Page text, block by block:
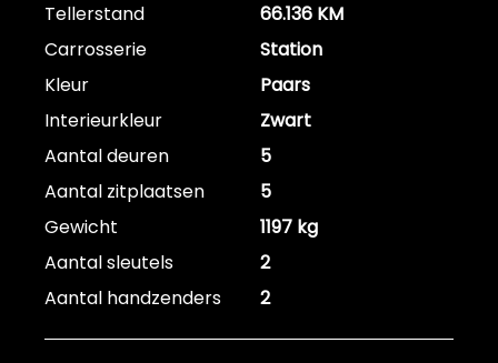
Tellerstand
66.136 KM
Carrosserie
Station
Kleur
Paars
Interieurkleur
Zwart
Aantal deuren
5
Aantal zitplaatsen
5
Gewicht
1197 kg
Aantal sleutels
2
Aantal handzenders
2